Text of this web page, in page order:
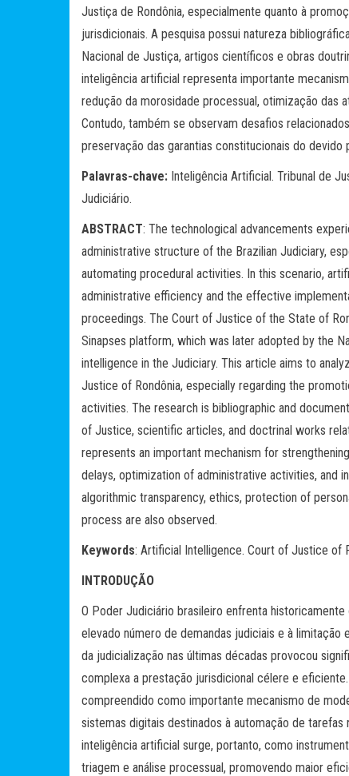
Justiça de Rondônia, especialmente quanto à
jurisdicionais. A pesquisa possui natureza
Nacional de Justiça, artigos científicos e obras
inteligência artificial representa importante
redução da morosidade processual, otimização das
Contudo, também se observam desafios
preservação das garantias constitucionais do devido
Palavras-chave: Inteligência Artificial. Tribunal de
Judiciário.
ABSTRACT: The technological advancements
administrative structure of the Brazilian Judiciary,
automating procedural activities. In this scenario,
administrative efficiency and the effective
proceedings. The Court of Justice of the State of
Sinapses platform, which was later adopted by the
intelligence in the Judiciary. This article aims to
Justice of Rondônia, especially regarding the
activities. The research is bibliographic and
of Justice, scientific articles, and doctrinal works
represents an important mechanism for
delays, optimization of administrative activities, and
algorithmic transparency, ethics, protection of
process are also observed.
Keywords: Artificial Intelligence. Court of Justice of
INTRODUÇÃO
O Poder Judiciário brasileiro enfrenta
elevado número de demandas judiciais e à
da judicialização nas últimas décadas provocou
complexa a prestação jurisdicional célere e
compreendido como importante mecanismo de
sistemas digitais destinados à automação de
inteligência artificial surge, portanto, como
triagem e análise processual, promovendo maior